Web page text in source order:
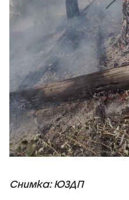
Снимка: ЮЗДП